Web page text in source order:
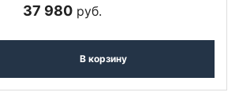
37 980 руб.
В корзину